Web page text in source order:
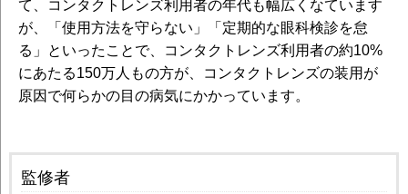
て、コンタクトレンズ利用者の年代も幅広くなています
が、「使用方法を守らない」「定期的な眼科検診を怠
る」といったことで、コンタクトレンズ利用者の約10%
にあたる150万人もの方が、コンタクトレンズの装用が
原因で何らかの目の病気にかかっています。
監修者